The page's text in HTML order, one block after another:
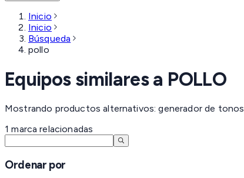
Inicio
Inicio
Búsqueda
pollo
Equipos similares a POLLO
Mostrando productos alternativos: generador de tonos
1 marca relacionadas
Ordenar por